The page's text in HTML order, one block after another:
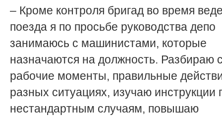
– Кроме контроля бригад во время
поезда я по просьбе руководства депо
занимаюсь с машинистами, которые
назначаются на должность. Разбираю
рабочие моменты, правильные
разных ситуациях, изучаю инструкции
нестандартным случаям, повышаю